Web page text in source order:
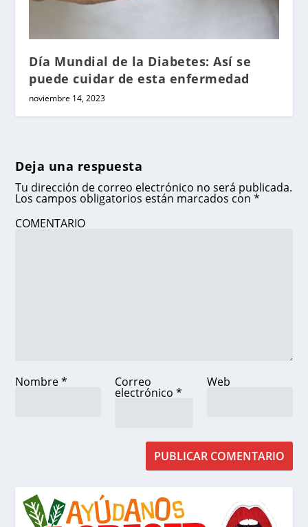
Día Mundial de la Diabetes: Así se
puede cuidar de esta enfermedad
noviembre 14, 2023
Deja una respuesta
Tu dirección de correo electrónico no será publicada.
Los campos obligatorios están marcados con*
COMENTARIO
Nombre* Correo
electrónico *
Web